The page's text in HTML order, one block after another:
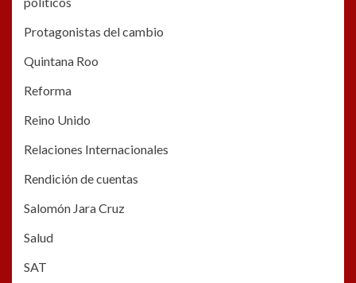
Protagonistas del cambio
Quintana Roo
Reforma
Reino Unido
Relaciones Internacionales
Rendición de cuentas
Salomón Jara Cruz
Salud
SAT